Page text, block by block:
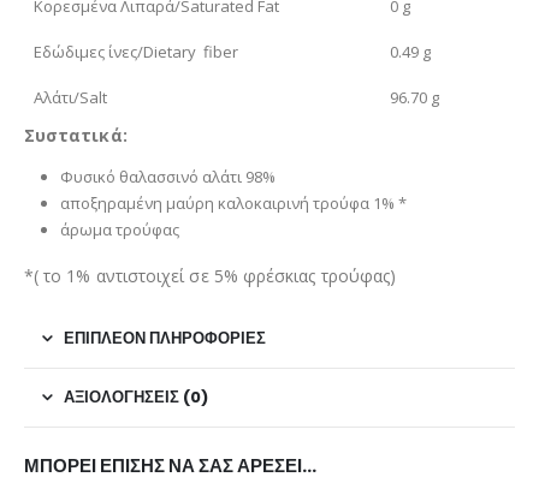
Κορεσμένα Λιπαρά/Saturated Fat 0 g
Εδώδιμες ίνες/Dietary fiber 0.49 g
Αλάτι/Salt 96.70 g
Συστατικά:
Φυσικό θαλασσινό αλάτι 98%
αποξηραμένη μαύρη καλοκαιρινή τρούφα 1% *
άρωμα τρούφας
*( το 1% αντιστοιχεί σε 5% φρέσκιας τρούφας)
ΕΠΙΠΛΈΟΝ ΠΛΗΡΟΦΟΡΊΕΣ
ΑΞΙΟΛΟΓΉΣΕΙΣ (0)
ΜΠΟΡΕΊ ΕΠΊΣΗΣ ΝΑ ΣΑΣ ΑΡΈΣΕΙ…